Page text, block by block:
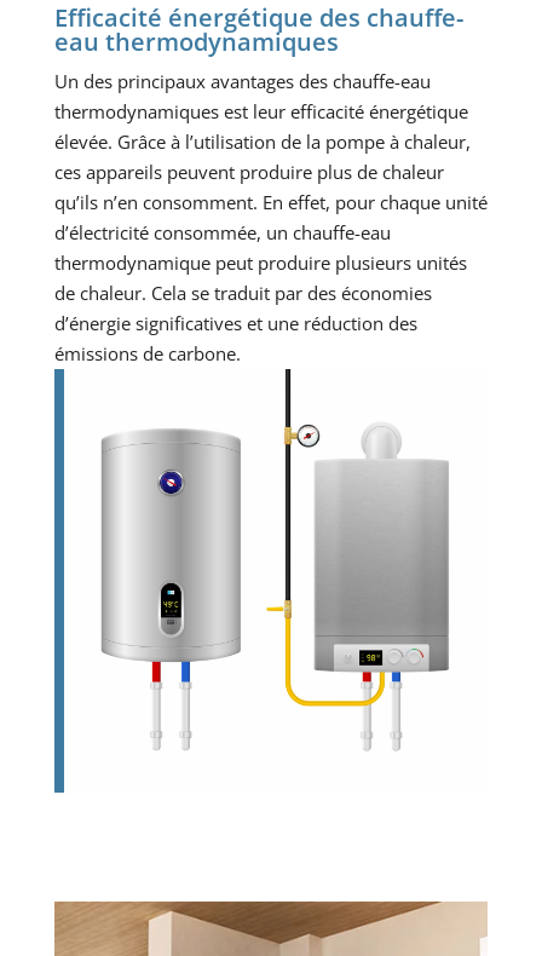
Efficacité énergétique des chauffe-
eau thermodynamiques
Un des principaux avantages des chauffe-eau
thermodynamiques est leur efficacité énergétique
élevée. Grâce à l’utilisation de la pompe à chaleur,
ces appareils peuvent produire plus de chaleur
qu’ils n’en consomment. En effet, pour chaque unité
d’électricité consommée, un chauffe-eau
thermodynamique peut produire plusieurs unités
de chaleur. Cela se traduit par des économies
d’énergie significatives et une réduction des
émissions de carbone.